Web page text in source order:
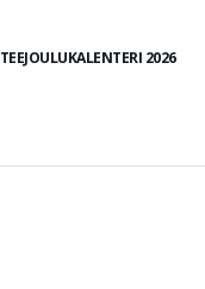
TEEJOULUKALENTERI 2026